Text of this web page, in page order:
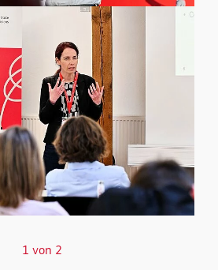
1 von 2